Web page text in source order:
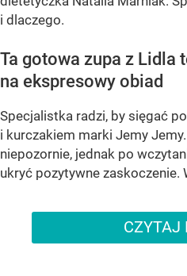
i dlaczego.
Ta gotowa zupa z Lidla
na ekspresowy obiad
Specjalistka radzi, by sięgać
i kurczakiem marki Jemy
niepozornie, jednak po
ukryć pozytywne zaskoczenie.
CZYTAJ